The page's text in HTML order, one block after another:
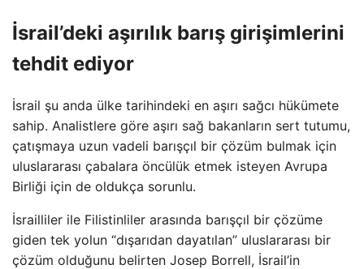
İsrail’deki aşırılık barış girişimlerini
tehdit ediyor
İsrail şu anda ülke tarihindeki en aşırı sağcı hükümete
sahip. Analistlere göre aşırı sağ bakanların sert tutumu,
çatışmaya uzun vadeli barışçıl bir çözüm bulmak için
uluslararası çabalara öncülük etmek isteyen Avrupa
Birliği için de oldukça sorunlu.
İsrailliler ile Filistinliler arasında barışçıl bir çözüme
giden tek yolun “dışarıdan dayatılan” uluslararası bir
çözüm olduğunu belirten Josep Borrell, İsrail’in